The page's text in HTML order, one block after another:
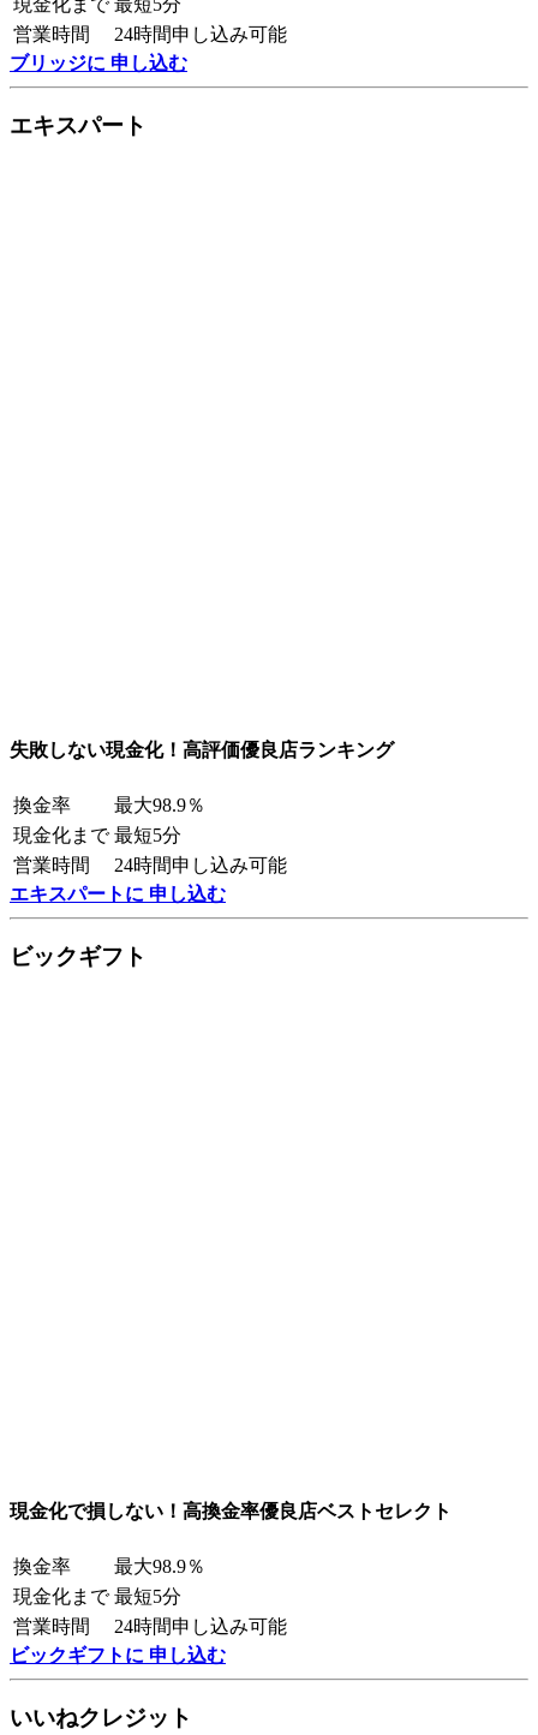
営業時間
24時間申し込み可能
ブリッジに 申し込む
エキスパート
失敗しない現金化！高評価優良店ランキング
換金率
最大98.9％
現金化まで 最短5分
営業時間
24時間申し込み可能
エキスパートに 申し込む
ビックギフト
現金化で損しない！高換金率優良店ベストセレクト
換金率
最大98.9％
現金化まで 最短5分
営業時間
24時間申し込み可能
ビックギフトに 申し込む
いいねクレジット